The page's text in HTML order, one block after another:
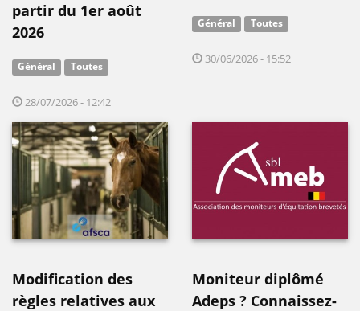
partir du 1er août
2026
Général Toutes
28/07/2026 - 12:42
Général Toutes
30/06/2026 - 15:52
Modification des
règles relatives aux
Moniteur diplômé
Adeps ? Connaissez-